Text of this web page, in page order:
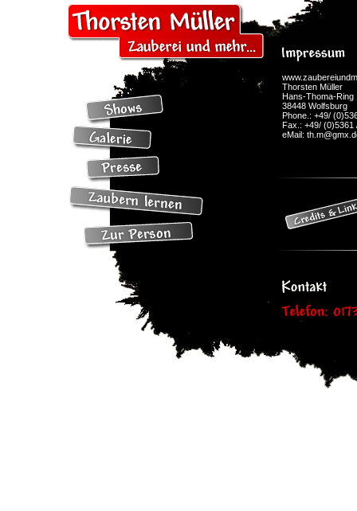
Thorsten Müller
Hans-Thoma-Ring
38448 Wolfsburg
Phone.: +49/
Fax.: +49/ (0)5361
eMail: